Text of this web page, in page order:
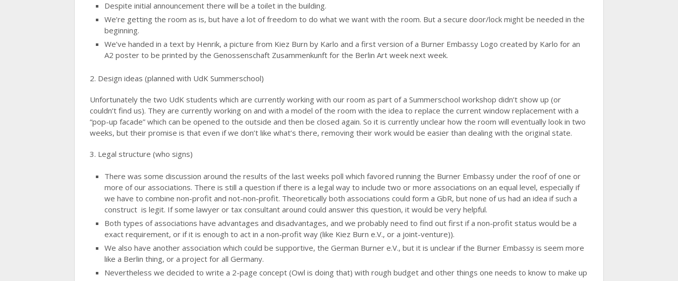
Despite initial announcement there will be a toilet in the building.
We’re getting the room as is, but have a lot of freedom to do what we want with the room. But a secure door/lock might be needed in the
beginning.
We’ve handed in a text by Henrik, a picture from Kiez Burn by Karlo and a first version of a Burner Embassy Logo created by Karlo for an
A2 poster to be printed by the Genossenschaft Zusammenkunft for the Berlin Art week next week.
2. Design ideas (planned with UdK Summerschool)
Unfortunately the two UdK students which are currently working with our room as part of a Summerschool workshop didn’t show up (or
couldn’t find us). They are currently working on and with a model of the room with the idea to replace the current window replacement with a
“pop-up facade” which can be opened to the outside and then be closed again. So it is currently unclear how the room will eventually look in two
weeks, but their promise is that even if we don’t like what’s there, removing their work would be easier than dealing with the original state.
3. Legal structure (who signs)
There was some discussion around the results of the last weeks poll which favored running the Burner Embassy under the roof of one or
more of our associations. There is still a question if there is a legal way to include two or more associations on an equal level, especially if
we have to combine non-profit and not-non-profit. Theoretically both associations could form a GbR, but none of us had an idea if such a
construct is legit. If some lawyer or tax consultant around could answer this question, it would be very helpful.
Both types of associations have advantages and disadvantages, and we probably need to find out first if a non-profit status would be a
exact requirement, or if it is enough to act in a non-profit way (like Kiez Burn e.V., or a joint-venture)).
We also have another association which could be supportive, the German Burner e.V., but it is unclear if the Burner Embassy is seem more
like a Berlin thing, or a project for all Germany.
Nevertheless we decided to write a 2-page concept (Owl is doing that) with rough budget and other things one needs to know to make up